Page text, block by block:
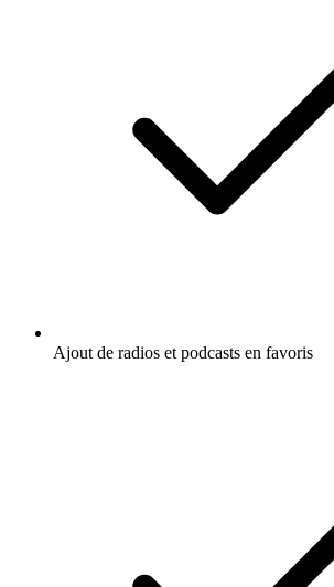
Ajout de radios et podcasts en favoris